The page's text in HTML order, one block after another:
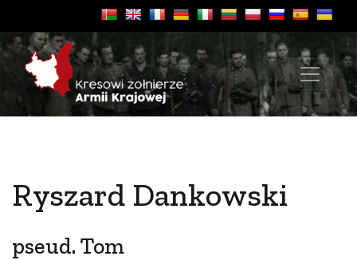
Ryszard Dankowski
pseud. Tom